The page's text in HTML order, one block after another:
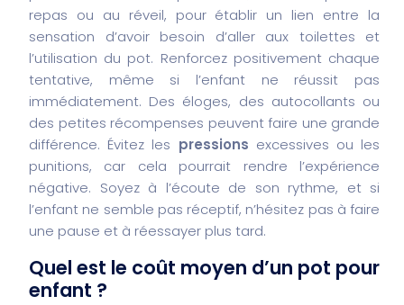
repas ou au réveil, pour établir un lien entre la
sensation d’avoir besoin d’aller aux toilettes et
l’utilisation du pot. Renforcez positivement chaque
tentative, même si l’enfant ne réussit pas
immédiatement. Des éloges, des autocollants ou
des petites récompenses peuvent faire une grande
différence. Évitez les pressions excessives ou les
punitions, car cela pourrait rendre l’expérience
négative. Soyez à l’écoute de son rythme, et si
l’enfant ne semble pas réceptif, n’hésitez pas à faire
une pause et à réessayer plus tard.
Quel est le coût moyen d’un pot pour
enfant ?